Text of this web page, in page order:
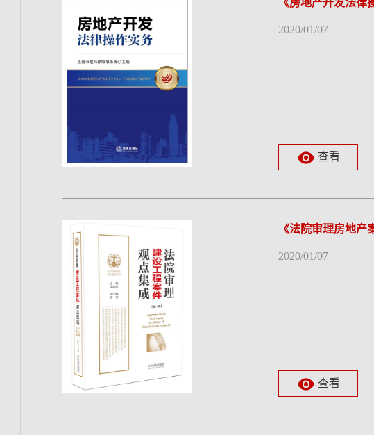
《房地产开发法律
2020/01/07
查看
《法院审理房地产
2020/01/07
查看